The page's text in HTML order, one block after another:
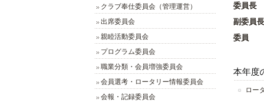
委員長
副委員長
委員
本年度
ロー
クラブ奉仕委員会（管理運営）
出席委員会
親睦活動委員会
プログラム委員会
職業分類・会員増強委員会
会員選考・ロータリー情報委員会
会報・記録委員会